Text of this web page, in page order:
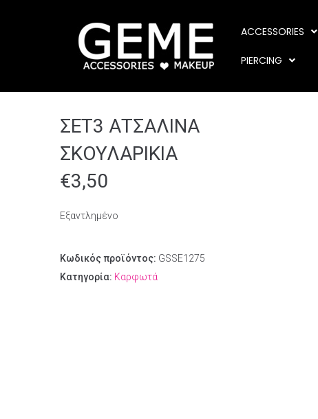
ACCESSORIES
PIERCING
ΣΕΤ3 ΑΤΣΑΛΙΝΑ
ΣΚΟΥΛΑΡΙΚΙΑ
€3,50
Εξαντλημένο
Κωδικός προϊόντος: GSSE1275
Κατηγορία: Καρφωτά